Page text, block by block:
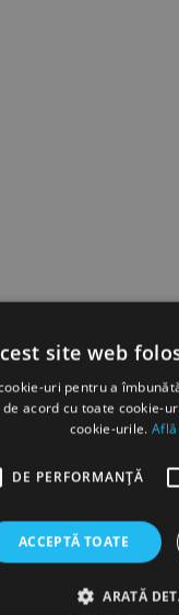
OCUPATII SI
site web
uri pentru a
acord cu toate cookie-
cookie-urile.
DE PERFORMANȚĂ
ACCEPTĂ TOATE
ARATĂ